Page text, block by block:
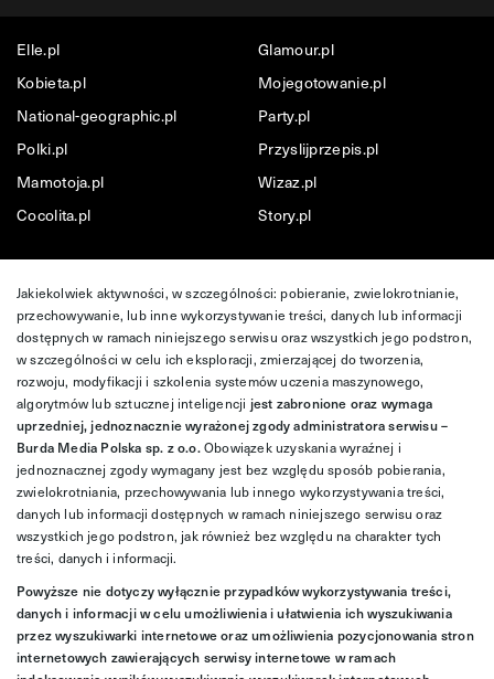
Elle.pl
Glamour.pl
Kobieta.pl
Mojegotowanie.pl
National-geographic.pl
Party.pl
Polki.pl
Przyslijprzepis.pl
Mamotoja.pl
Wizaz.pl
Cocolita.pl
Story.pl
Jakiekolwiek aktywności, w szczególności: pobieranie, zwielokrotnianie,
przechowywanie, lub inne wykorzystywanie treści, danych lub informacji
dostępnych w ramach niniejszego serwisu oraz wszystkich jego podstron,
w szczególności w celu ich eksploracji, zmierzającej do tworzenia,
rozwoju, modyfikacji i szkolenia systemów uczenia maszynowego,
algorytmów lub sztucznej inteligencji jest zabronione oraz wymaga
uprzedniej, jednoznacznie wyrażonej zgody administratora serwisu –
Burda Media Polska sp. z o.o.Obowiązek uzyskania wyraźnej i
jednoznacznej zgody wymagany jest bez względu sposób pobierania,
zwielokrotniania, przechowywania lub innego wykorzystywania treści,
danych lub informacji dostępnych w ramach niniejszego serwisu oraz
wszystkich jego podstron, jak również bez względu na charakter tych
treści, danych i informacji.
Powyższe nie dotyczy wyłącznie przypadków wykorzystywania treści,
danych i informacji w celu umożliwienia i ułatwienia ich wyszukiwania
przez wyszukiwarki internetowe oraz umożliwienia pozycjonowania stron
internetowych zawierających serwisy internetowe w ramach